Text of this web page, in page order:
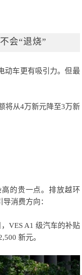
会“退烧”
动车更有吸引力。但最
将从4万新元降至3万新
的贵一点。排放越环
消费方向：
VES A1 级汽车的补贴
新元。